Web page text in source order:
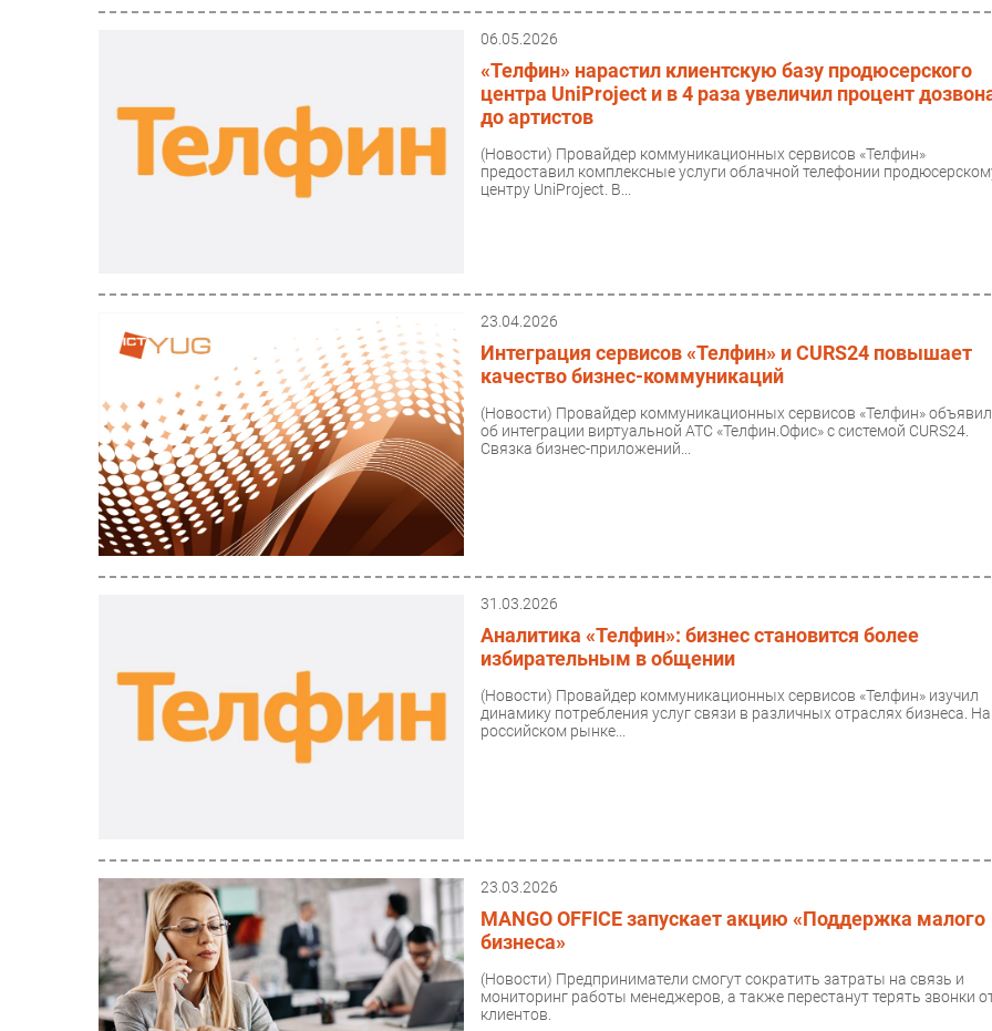
06.05.2026
«Телфин» нарастил клиентскую базу продюсерского
центра UniProject и в 4 раза увеличил процент
до артистов
(Новости) Провайдер коммуникационных сервисов «Телфин»
предоставил комплексные услуги облачной телефонии
центру UniProject. В...
23.04.2026
Интеграция сервисов «Телфин» и CURS24 повышает
качество бизнес-коммуникаций
(Новости) Провайдер коммуникационных сервисов «Телфин» объявил
об интеграции виртуальной АТС «Телфин.Офис» с системой CURS24.
Связка бизнес-приложений...
31.03.2026
Аналитика «Телфин»: бизнес становится более
избирательным в общении
(Новости) Провайдер коммуникационных сервисов «Телфин» изучил
динамику потребления услуг связи в различных отраслях бизнеса. На
российском рынке...
23.03.2026
MANGO OFFICE запускает акцию «Поддержка малого
бизнеса»
(Новости) Предприниматели смогут сократить затраты на связь и
мониторинг работы менеджеров, а также перестанут терять звонки
клиентов.